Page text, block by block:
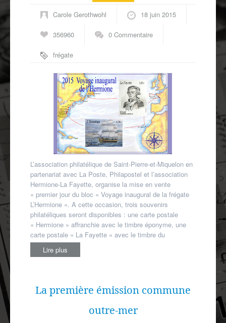
Carole Gerothwohl 18 juin 2015
356960 0 Commentaire
frégate
Saint-Pierre-et-
Miquelon
L’association philatélique de Saint-Pierre-et-Miquelon en
partenariat avec La Poste, Philapostel et l’association
Hermione-La Fayette, organise la mise en vente
« premier jour du bloc « Voyage inaugural de la frégate
L’Hermione ». A cette occasion, trois souvenirs
philatéliques seront disponibles : une carte postale
« Hermione » affranchie avec le timbre éponyme, une
carte postale « La Fayette » avec le timbre du
Lire plus
La première émission commune
outre-mer